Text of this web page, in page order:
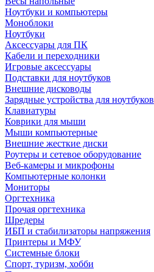
Ноутбуки и компьютеры
Моноблоки
Ноутбуки
Аксессуары для ПК
Кабели и переходники
Игровые аксессуары
Подставки для ноутбуков
Внешние дисководы
Зарядные устройства для ноутбуков
Клавиатуры
Коврики для мыши
Мыши компьютерные
Внешние жесткие диски
Роутеры и сетевое оборудование
Веб-камеры и микрофоны
Компьютерные колонки
Мониторы
Оргтехника
Прочая оргтехника
Шредеры
ИБП и стабилизаторы напряжения
Принтеры и МФУ
Системные блоки
Спорт, туризм, хобби